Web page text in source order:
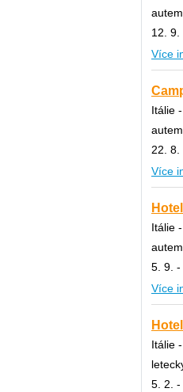
12. 9.
Více
Itálie
22. 8.
Více
Itálie
5. 9. -
Více
Itálie
5. 2. -